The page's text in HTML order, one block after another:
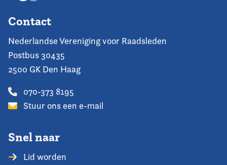
Contact
Nederlandse Vereniging voor Raadsleden
Postbus 30435
2500 GK Den Haag
070-373 8195
Stuur ons een e-mail
Snel naar
Lid worden